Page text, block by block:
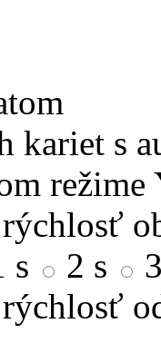
kariet s
režime
rýchlosť
s 2 s
rýchlosť